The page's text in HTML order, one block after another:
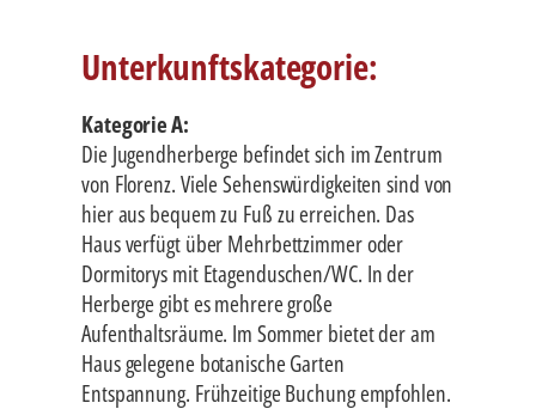
Unterkunftskategorie:
Kategorie A:
Die Jugendherberge befindet sich im Zentrum
von Florenz. Viele Sehenswürdigkeiten sind von
hier aus bequem zu Fuß zu erreichen. Das
Haus verfügt über Mehrbettzimmer oder
Dormitorys mit Etagenduschen/WC. In der
Herberge gibt es mehrere große
Aufenthaltsräume. Im Sommer bietet der am
Haus gelegene botanische Garten
Entspannung. Frühzeitige Buchung empfohlen.